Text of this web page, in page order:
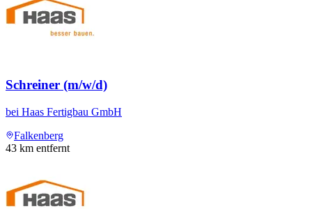
Schreiner (m/w/d)
bei Haas Fertigbau GmbH
Falkenberg
43 km entfernt